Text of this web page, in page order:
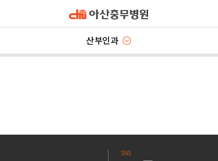
산부인과
SNS